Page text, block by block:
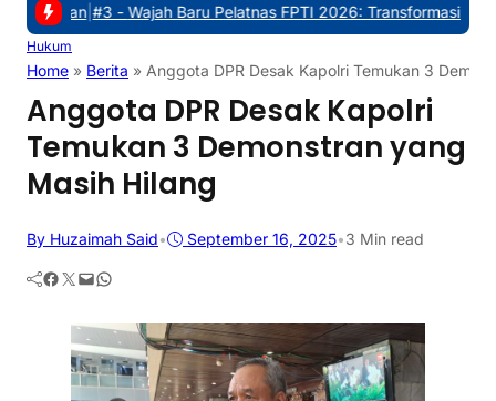
Wajah Baru Pelatnas FPTI 2026: Transformasi Manajemen,
Hukum
Home » Berita » Anggota DPR Desak Kapolri Temukan 3
Anggota DPR Desak Kapolri
Temukan 3 Demonstran yang
Masih Hilang
By Huzaimah Said• September 16, 2025•3 Min read
Facebook Twitter Mail WhatsApp